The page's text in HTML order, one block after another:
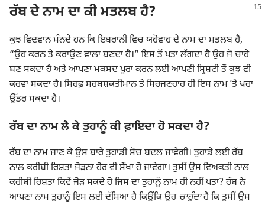
ਰੱਬ ਦੇ ਨਾਮ ਦਾ ਕੀ ਮਤਲਬ ਹੈ?
ਕੁਝ ਵਿਦਵਾਨ ਮੰਨਦੇ ਹਨ ਕਿ ਇਬਰਾਨੀ ਵਿਚ ਯਹੋਵਾਹ ਦੇ ਨਾਮ ਦਾ ਮਤਲਬ ਹੈ,
“ਉਹ ਕਰਨ ਤੇ ਕਰਾਉਣ ਵਾਲਾ ਬਣਦਾ ਹੈ।” ਇਸ ਤੋਂ ਪਤਾ ਲੱਗਦਾ ਹੈ ਉਹ ਜੋ ਚਾਹੇ
ਬਣ ਸਕਦਾ ਹੈ ਅਤੇ ਆਪਣਾ ਮਕਸਦ ਪੂਰਾ ਕਰਨ ਲਈ ਆਪਣੀ ਸ੍ਰਿਸ਼ਟੀ ਤੋਂ ਕੁਝ ਵੀ
ਕਰਵਾ ਸਕਦਾ ਹੈ। ਸਿਰਫ਼ ਸਰਬਸ਼ਕਤੀਮਾਨ ਤੇ ਸਿਰਜਣਹਾਰ ਹੀ ਇਸ ਨਾਮ ʼਤੇ ਖਰਾ
ਉੱਤਰ ਸਕਦਾ ਹੈ।
ਰੱਬ ਦਾ ਨਾਮ ਲੈ ਕੇ ਤੁਹਾਨੂੰ ਕੀ ਫ਼ਾਇਦਾ ਹੋ ਸਕਦਾ ਹੈ?
ਰੱਬ ਦਾ ਨਾਮ ਜਾਣ ਕੇ ਉਸ ਬਾਰੇ ਤੁਹਾਡੀ ਸੋਚ ਬਦਲ ਜਾਵੇਗੀ। ਤੁਹਾਡੇ ਲਈ ਰੱਬ
ਨਾਲ ਕਰੀਬੀ ਰਿਸ਼ਤਾ ਜੋੜਨਾ ਹੋਰ ਵੀ ਸੌਖਾ ਹੋ ਜਾਵੇਗਾ। ਤੁਸੀਂ ਉਸ ਵਿਅਕਤੀ ਨਾਲ
ਕਰੀਬੀ ਰਿਸ਼ਤਾ ਕਿਵੇਂ ਜੋੜ ਸਕਦੇ ਹੋ ਜਿਸ ਦਾ ਤੁਹਾਨੂੰ ਨਾਮ ਹੀ ਨਹੀਂ ਪਤਾ? ਰੱਬ ਨੇ
ਆਪਣਾ ਨਾਮ ਤੁਹਾਨੂੰ ਇਸ ਲਈ ਦੱਸਿਆ ਹੈ ਕਿਉਂਕਿ ਉਹ ਚਾਹੁੰਦਾਹੈ ਕਿ ਤੁਸੀਂ ਉਸ